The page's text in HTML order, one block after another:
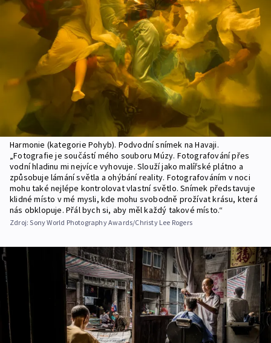
Harmonie (kategorie Pohyb). Podvodní snímek na Havaji.
„Fotografie je součástí mého souboru Múzy. Fotografování přes
vodní hladinu mi nejvíce vyhovuje. Slouží jako malířské plátno a
způsobuje lámání světla a ohýbání reality. Fotografováním v noci
mohu také nejlépe kontrolovat vlastní světlo. Snímek představuje
klidné místo v mé mysli, kde mohu svobodně prožívat krásu, která
nás obklopuje. Přál bych si, aby měl každý takové místo.“
Zdroj:Sony World Photography Awards/Christy Lee Rogers